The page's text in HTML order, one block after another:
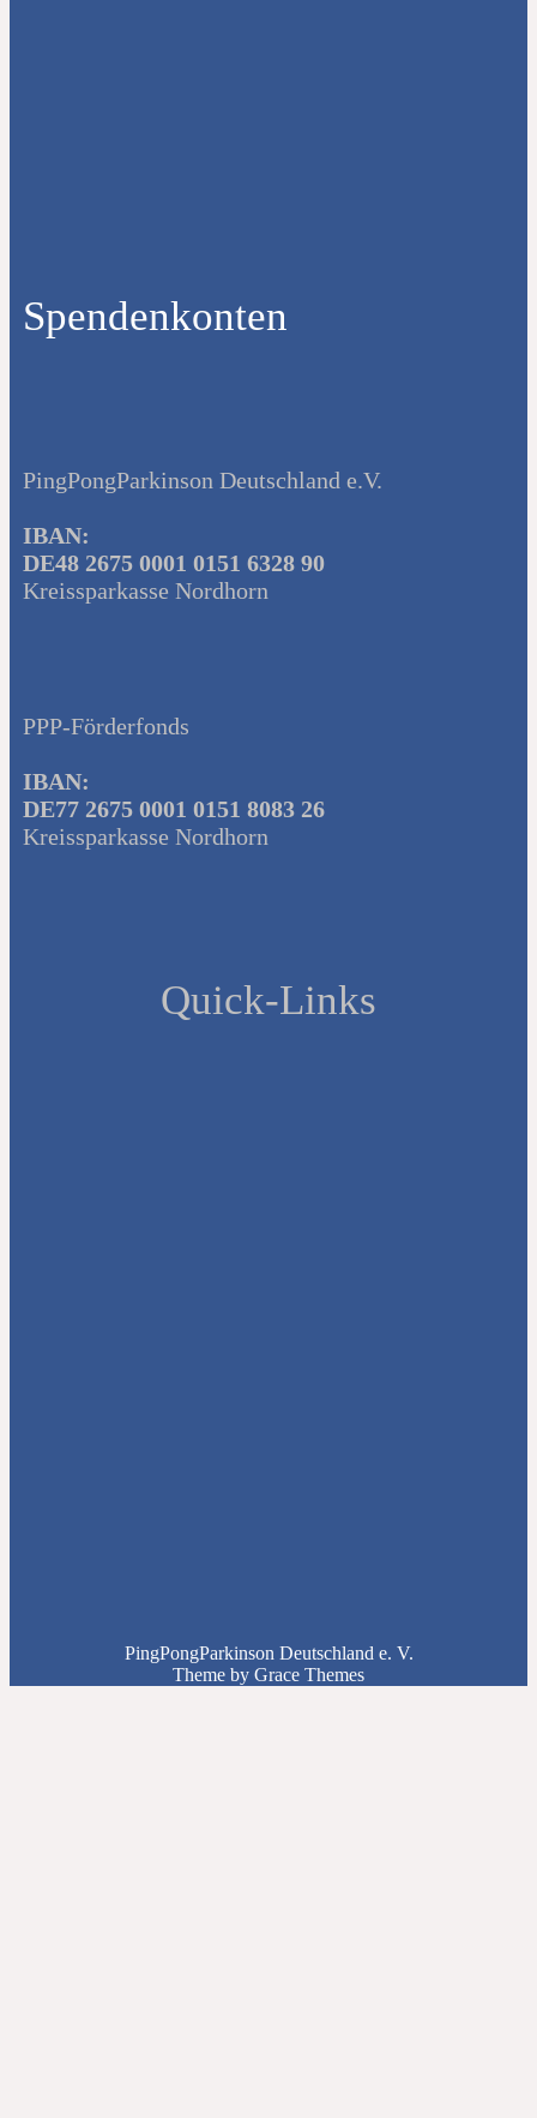
Spendenkonten
PingPongParkinson Deutschland e.V.
IBAN:
DE48 2675 0001 0151 6328 90
Kreissparkasse Nordhorn
PPP-Förderfonds
IBAN:
DE77 2675 0001 0151 8083 26
Kreissparkasse Nordhorn
Quick-Links
PingPongParkinson Deutschland e. V.
Theme by Grace Themes